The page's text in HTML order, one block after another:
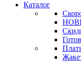
Каталог